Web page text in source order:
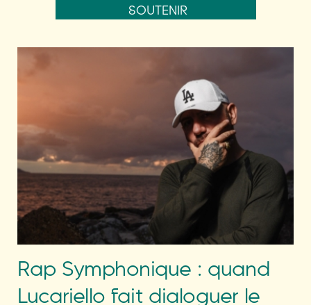
SOUTENIR
Rap Symphonique : quand
Lucariello fait dialoguer le